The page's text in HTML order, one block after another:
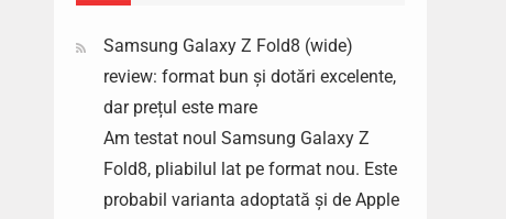
Samsung Galaxy Z Fold8 (wide)
review: format bun și dotări excelente,
dar prețul este mare
Am testat noul Samsung Galaxy Z
Fold8, pliabilul lat pe format nou. Este
probabil varianta adoptată și de Apple